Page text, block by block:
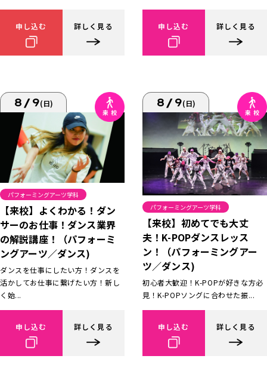
申し込む 詳しく見る 申し込む 詳しく見る
8/9(日)
パフォーミングアーツ学科
【来校】よくわかる！ダン
サーのお仕事！ダンス業界
の解説講座！（パフォーミ
ングアーツ／ダンス)
ダンスを仕事にしたい方！ダンスを
活かしてお仕事に繋げたい方！新し
く始...
申し込む 詳しく見る
8/9(日)
パフォーミングアーツ学科
【来校】初めてでも大丈
夫！K-POPダンスレッス
ン！（パフォーミングアー
ツ／ダンス)
初心者大歓迎！K-POPが好きな方必
見！K-POPソングに合わせた振...
申し込む 詳しく見る